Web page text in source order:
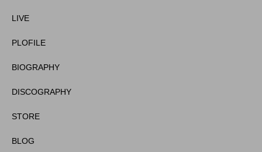
LIVE
PLOFILE
BIOGRAPHY
DISCOGRAPHY
STORE
BLOG